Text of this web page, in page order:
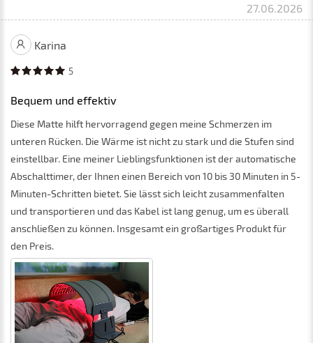
27.06.2026
Karina
5
Bequem und effektiv
Diese Matte hilft hervorragend gegen meine Schmerzen im
unteren Rücken. Die Wärme ist nicht zu stark und die Stufen sind
einstellbar. Eine meiner Lieblingsfunktionen ist der automatische
Abschalttimer, der Ihnen einen Bereich von 10 bis 30 Minuten in 5-
Minuten-Schritten bietet. Sie lässt sich leicht zusammenfalten
und transportieren und das Kabel ist lang genug, um es überall
anschließen zu können. Insgesamt ein großartiges Produkt für
den Preis.